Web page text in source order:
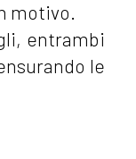
motivo.
entrambi
le